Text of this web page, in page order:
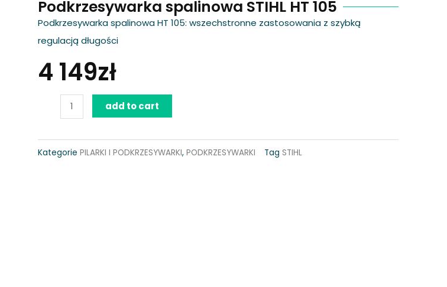
Podkrzesywarka spalinowa STIHL HT 105
Podkrzesywarka spalinowa HT 105: wszechstronne zastosowania z szybką
regulacją długości
4 149zł
Podkrzesywarka
spalinowa
STIHL
HT
add to cart
Kategorie PILARKI I PODKRZESYWARKI, PODKRZESYWARKI Tag STIHL